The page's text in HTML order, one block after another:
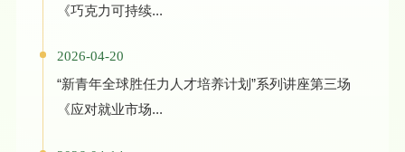
《巧克力可持续...
2026-04-20
“新青年全球胜任力人才培养计划”系列讲座第三场
《应对就业市场...